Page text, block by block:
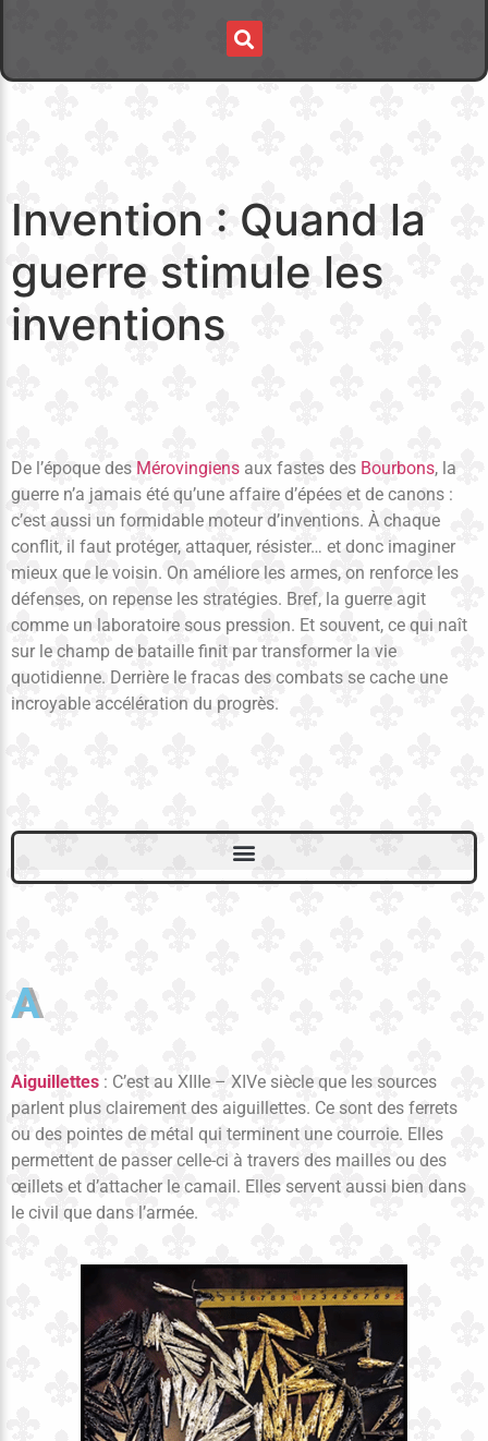
Invention : Quand la
guerre stimule les
inventions
De l’époque des Mérovingiens aux fastes des Bourbons, la
guerre n’a jamais été qu’une affaire d’épées et de canons :
c’est aussi un formidable moteur d’inventions. À chaque
conflit, il faut protéger, attaquer, résister… et donc imaginer
mieux que le voisin. On améliore les armes, on renforce les
défenses, on repense les stratégies. Bref, la guerre agit
comme un laboratoire sous pression. Et souvent, ce qui naît
sur le champ de bataille finit par transformer la vie
quotidienne. Derrière le fracas des combats se cache une
incroyable accélération du progrès.
A
Aiguillettes : C’est au XIIIe – XIVe siècle que les sources
parlent plus clairement des aiguillettes. Ce sont des ferrets
ou des pointes de métal qui terminent une courroie. Elles
permettent de passer celle-ci à travers des mailles ou des
œillets et d’attacher le camail. Elles servent aussi bien dans
le civil que dans l’armée.